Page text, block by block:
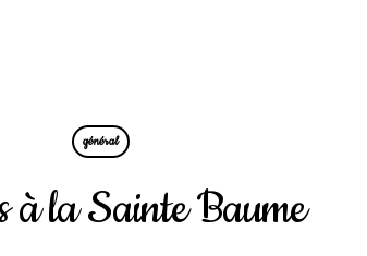
général
à la Sainte Baume